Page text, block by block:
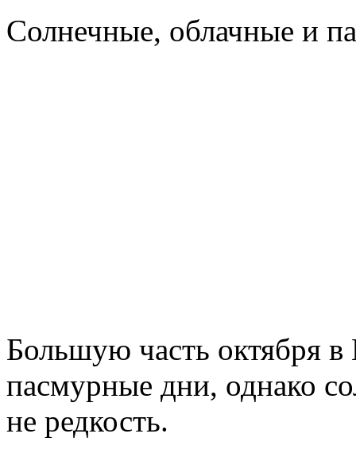
Cолнечные, облачные и
Большую часть октября в
пасмурные дни, однако
не редкость.